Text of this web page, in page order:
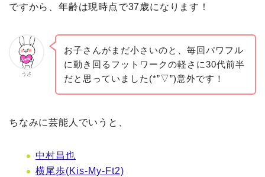
ですから、年齢は現時点で37歳になります！
うさ
お子さんがまだ小さいのと、毎回パワフル
に動き回るフットワークの軽さに30代前半
だと思っていました(*”▽”)意外です！
ちなみに芸能人でいうと、
中村昌也
横尾歩(Kis-My-Ft2)